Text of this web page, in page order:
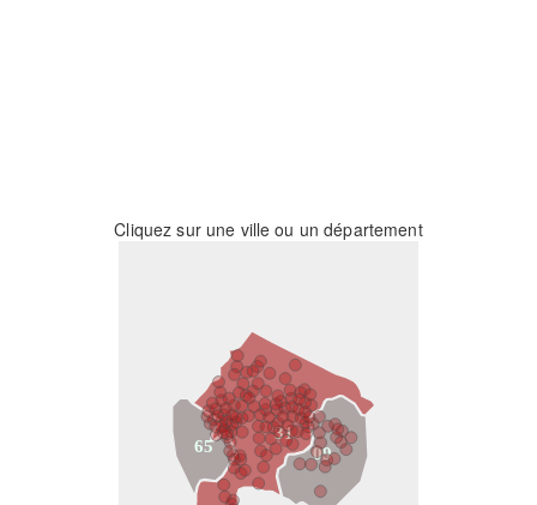
Cliquez sur une ville ou un département
31
09
65